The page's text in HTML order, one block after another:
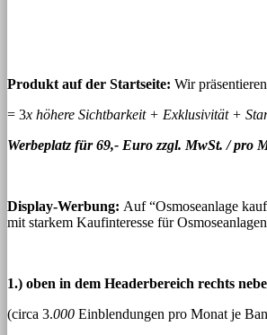
Produkt auf der Startseite: Wir
= 3x höhere Sichtbarkeit + Exklusivität +
Werbeplatz für 69,- Euro zzgl. MwSt. / pro
Display-Werbung: Auf “Osmoseanlage
mit starkem Kaufinteresse für
1.) oben in dem Headerbereich rechts
(circa 3.000 Einblendungen pro Monat je